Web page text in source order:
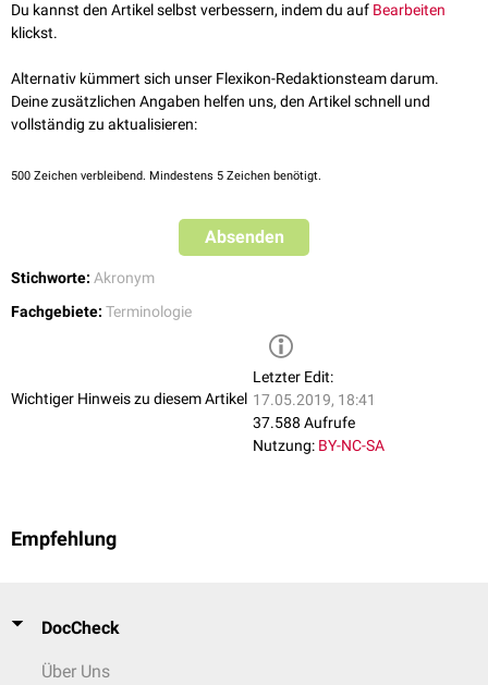
Du kannst den Artikel selbst verbessern, indem du auf Bearbeiten
klickst.
Alternativ kümmert sich unser Flexikon-Redaktionsteam darum.
Deine zusätzlichen Angaben helfen uns, den Artikel schnell und
vollständig zu aktualisieren:
500 Zeichen verbleibend. Mindestens 5 Zeichen benötigt.
Absenden
Stichworte: Akronym
Fachgebiete: Terminologie
Wichtiger Hinweis zu diesem Artikel
Letzter Edit:
17.05.2019, 18:41
37.588 Aufrufe
Nutzung: BY-NC-SA
Empfehlung
DocCheck
Über Uns